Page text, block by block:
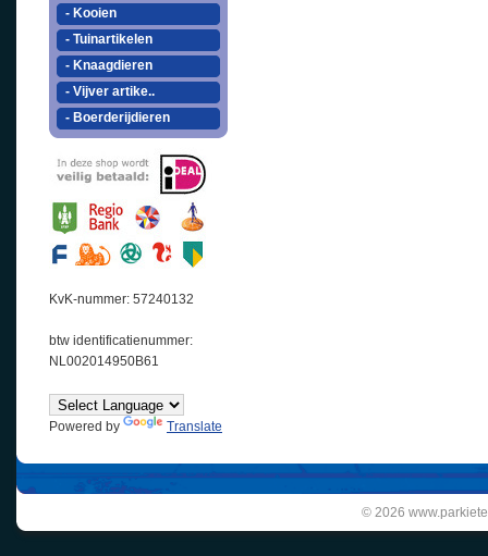
- Kooien
- Tuinartikelen
- Knaagdieren
- Vijver artike..
- Boerderijdieren
KvK-nummer: 57240132
btw identificatienummer:
NL002014950B61
Powered by Translate
© 2026